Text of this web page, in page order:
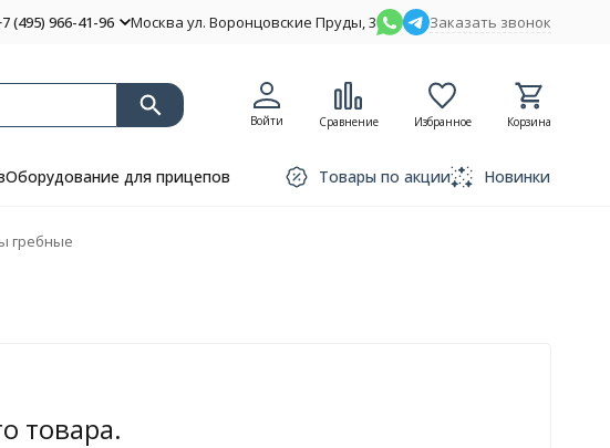
(495) 966-41-96 Москва ул. Воронцовские Пруды, 3 Заказать звонок
Войти Сравнение Избранное Корзина
Оборудование для прицепов Товары по акции Новинки
гребные
товара.